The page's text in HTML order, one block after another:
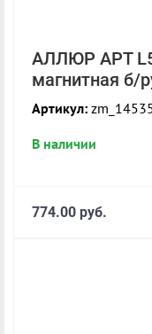
АЛЛЮР АРТ
магнитная б/
Артикул:
В наличии
774.00 руб.